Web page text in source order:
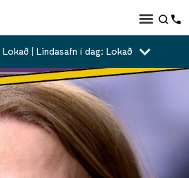
| Lindasafn í dag: Lokað